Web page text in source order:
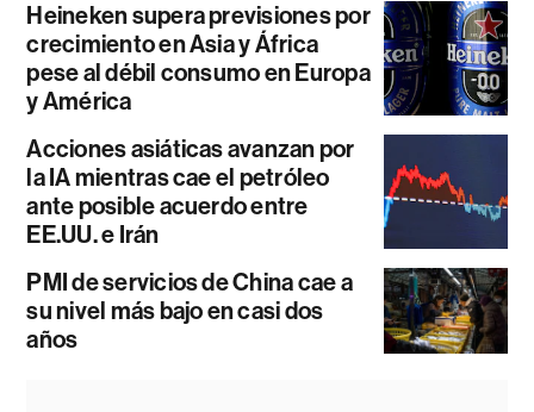
Heineken supera previsiones por
crecimiento en Asia y África
pese al débil consumo en Europa
y América
Acciones asiáticas avanzan por
la IA mientras cae el petróleo
ante posible acuerdo entre
EE.UU. e Irán
PMI de servicios de China cae a
su nivel más bajo en casi dos
años